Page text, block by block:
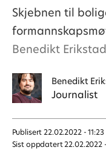
Skjebnen til
Benedikt
Benedikt
Journalist
Publisert 22.02.2022 - 11:23
Sist oppdatert 22.02.2022